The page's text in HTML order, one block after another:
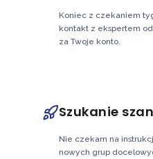
Koniec z czekaniem
kontakt z ekspertem
za Twoje konto.
Szukanie
Nie czekam na
nowych grup